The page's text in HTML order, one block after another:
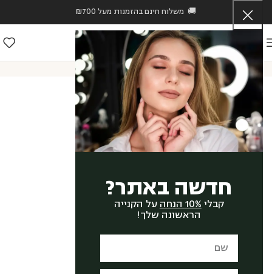
חדשה באתר?
קבלי10% הנחה
על הקנייה
הראשונה שלך!
🚚 משלוח חינם בהזמנות מעל ₪700
/חנות/
Hava Zingboim
/גליקו אקטיב קרם סטפ 2 – GLYCO ACTIVE CREAM STEP 2